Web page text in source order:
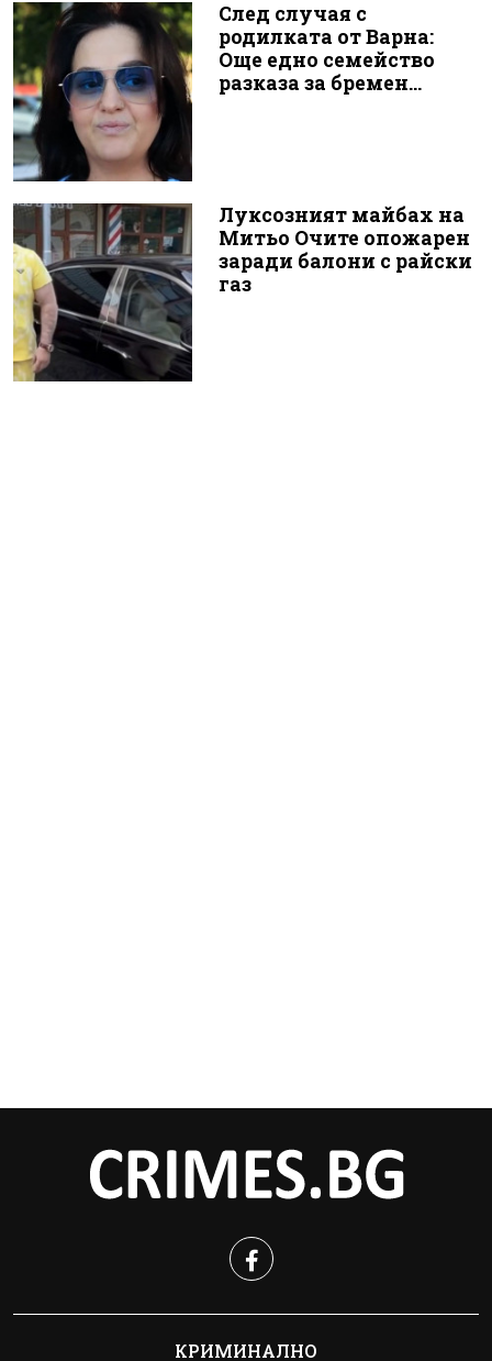
След случая с
родилката от Варна:
Още едно семейство
разказа за бремен...
Луксозният майбах на
Митьо Очите опожарен
заради балони с райски
газ
КРИМИНАЛНО